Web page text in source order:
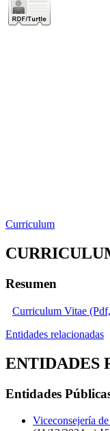
Curriculum
Resumen
Curriculum Vitae
Entidades relacionadas
ENTIDADES
Entidades
Viceconsejería